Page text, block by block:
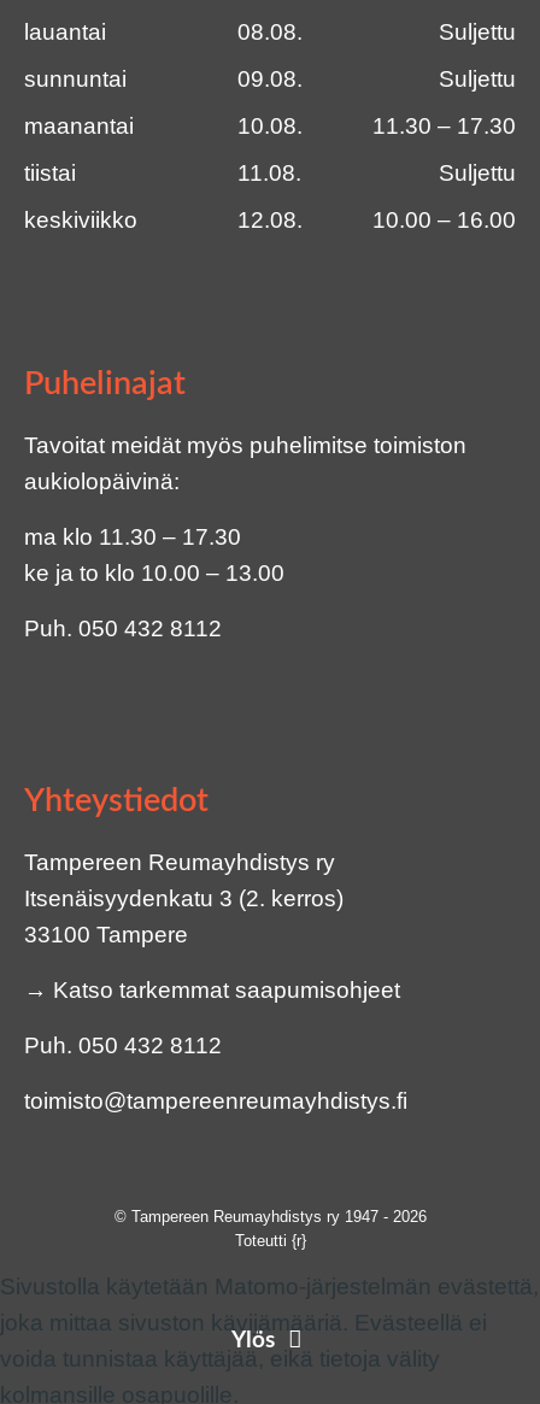
lauantai
08.08.
Suljettu
sunnuntai
09.08.
Suljettu
maanantai
10.08.
11.30 – 17.30
tiistai
11.08.
Suljettu
keskiviikko
12.08. 10.00 – 16.00
Puhelinajat
Tavoitat meidät myös puhelimitse toimiston
aukiolopäivinä:
ma klo 11.30 – 17.30
ke ja to klo 10.00 – 13.00
Puh. 050 432 8112
Yhteystiedot
Tampereen Reumayhdistys ry
Itsenäisyydenkatu 3 (2. kerros)
33100 Tampere
→ Katso tarkemmat saapumisohjeet
Puh. 050 432 8112
toimisto@tampereenreumayhdistys.fi
© Tampereen Reumayhdistys ry 1947 - 2026
Toteutti {r}
Ylös
Sivustolla käytetään Matomo-järjestelmän evästettä,
joka mittaa sivuston kävijämääriä. Evästeellä ei
voida tunnistaa käyttäjää, eikä tietoja välity
kolmansille osapuolille.